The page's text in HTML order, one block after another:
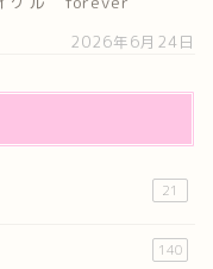
2026年6月24日
21
140